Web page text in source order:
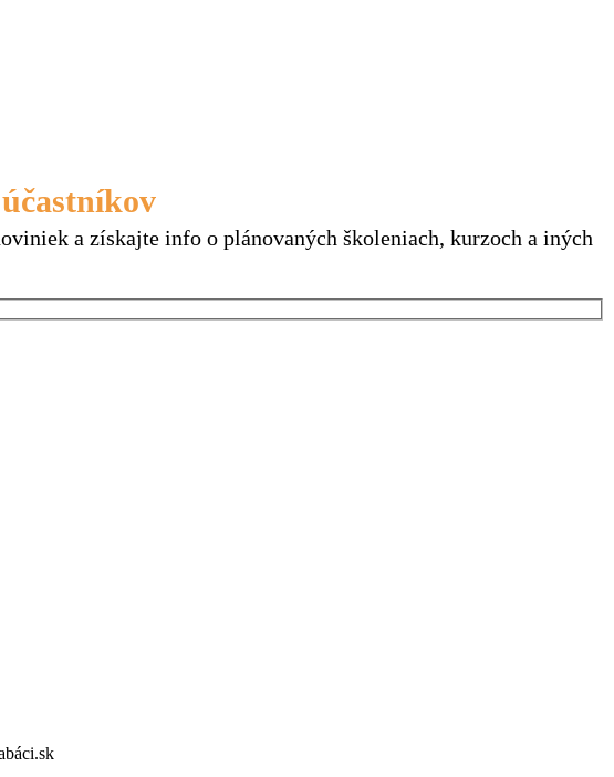
našich kurzov
a získajte info o plánovaných školeniach, kurzoch a iných